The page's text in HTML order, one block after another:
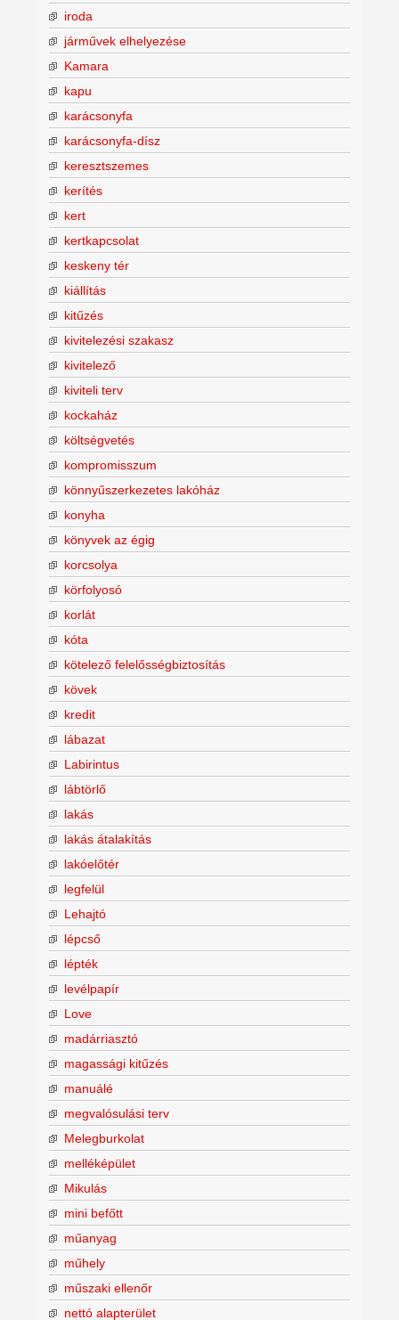
iroda
járművek elhelyezése
Kamara
kapu
karácsonyfa
karácsonyfa-dísz
keresztszemes
kerítés
kert
kertkapcsolat
keskeny tér
kiállítás
kitűzés
kivitelezési szakasz
kivitelező
kiviteli terv
kockaház
költségvetés
kompromisszum
könnyűszerkezetes lakóház
konyha
könyvek az égig
korcsolya
körfolyosó
korlát
kóta
kötelező felelősségbiztosítás
kövek
kredit
lábazat
Labirintus
lábtörlő
lakás
lakás átalakítás
lakóelőtér
legfelül
Lehajtó
lépcső
lépték
levélpapír
Love
madárriasztó
magassági kitűzés
manuálé
megvalósulási terv
Melegburkolat
melléképület
Mikulás
mini befőtt
műanyag
műhely
műszaki ellenőr
nettó alapterület